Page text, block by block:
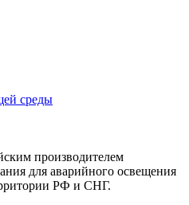
среды
производителем
для аварийного освещения
РФ и СНГ.